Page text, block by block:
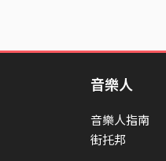
音樂人
音樂人指南
街托邦